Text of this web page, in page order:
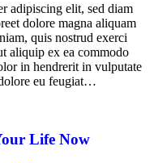
adipiscing elit, sed diam
dolore magna aliquam
quis nostrud exerci
aliquip ex ea commodo
in hendrerit in vulputate
eu feugiat…
Life Now